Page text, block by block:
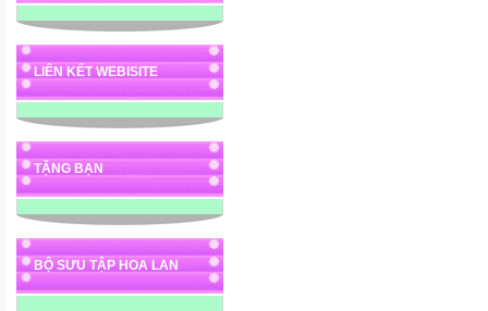
LIÊN KẾT WEBISITE
TẶNG BẠN
BỘ SƯU TẬP HOA LAN